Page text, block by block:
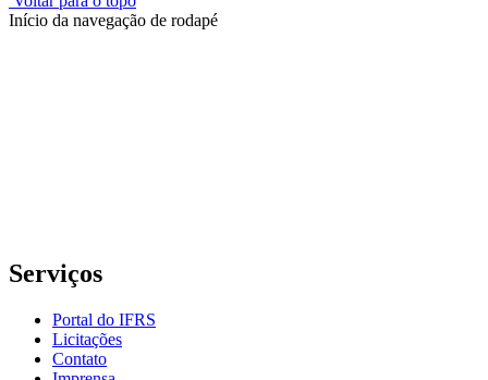
Início da navegação de rodapé
Serviços
Portal do IFRS
Licitações
Contato